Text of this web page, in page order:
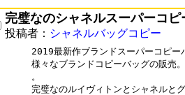
完璧なのシャネルスーパーコピ
投稿者： シャネルバッグコピー
2019最新作ブランドスーパーコピ
様々なブランドコピーバッグの販売
。
完璧なのルイヴィトンとシャネルと